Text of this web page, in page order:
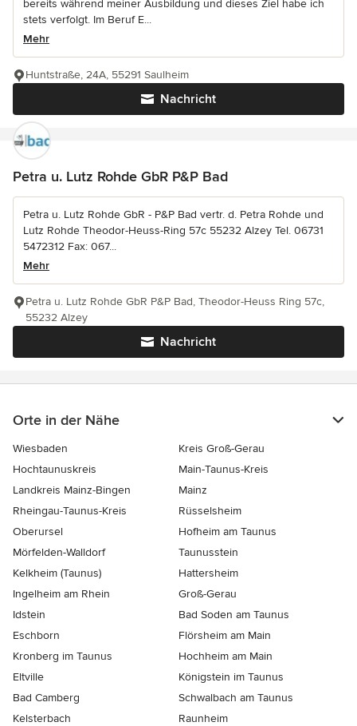
bereits während meiner Ausbildung und dieses Ziel habe ich
stets verfolgt. Im Beruf E...
Mehr
Nachricht
Huntstraße, 24A, 55291 Saulheim
Petra u. Lutz Rohde GbR P&P Bad
Petra u. Lutz Rohde GbR - P&P Bad vertr. d. Petra Rohde und
Lutz Rohde Theodor-Heuss-Ring 57c 55232 Alzey Tel. 06731
5472312 Fax: 067...
Mehr
Nachricht
Petra u. Lutz Rohde GbR P&P Bad, Theodor-Heuss Ring 57c,
55232 Alzey
Orte in der Nähe
Wiesbaden
Kreis Groß-Gerau
Hochtaunuskreis
Main-Taunus-Kreis
Landkreis Mainz-Bingen
Mainz
Rheingau-Taunus-Kreis
Rüsselsheim
Oberursel
Hofheim am Taunus
Mörfelden-Walldorf
Taunusstein
Kelkheim (Taunus)
Hattersheim
Ingelheim am Rhein
Groß-Gerau
Idstein
Bad Soden am Taunus
Eschborn
Flörsheim am Main
Kronberg im Taunus
Hochheim am Main
Eltville
Königstein im Taunus
Bad Camberg
Schwalbach am Taunus
Kelsterbach
Raunheim